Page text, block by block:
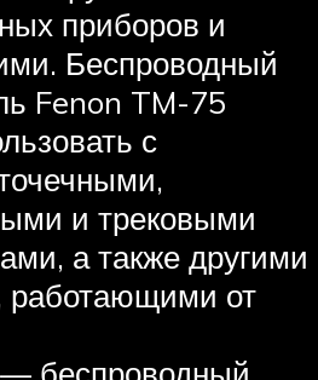
приборов и
Беспроводный
Fenon TM-75
с
и трековыми
а также другими
работающими от